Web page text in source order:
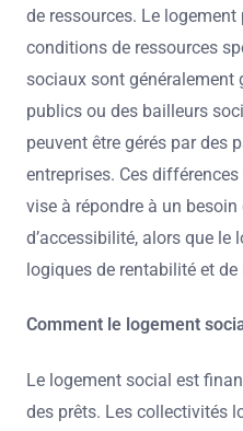
de ressources. Le
conditions de ressources
sociaux sont généralement
publics ou des bailleurs
peuvent être gérés par des
entreprises. Ces
vise à répondre à un
d’accessibilité, alors que le
logiques de rentabilité et de
Comment le logement
Le logement social est
des prêts. Les collectivités